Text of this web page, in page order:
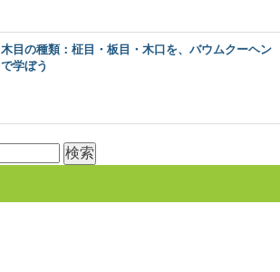
木目の種類：柾目・板目・木口を、バウムクーヘン
で学ぼう